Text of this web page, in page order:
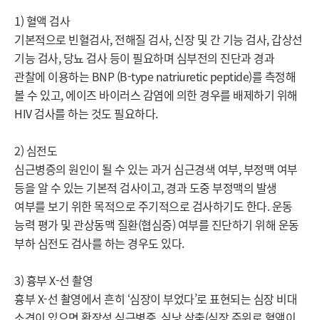
1) 혈액 검사
기본적으로 빈혈검사, 전해질 검사, 신장 및 간 기능 검사, 갑상선
기능 검사, 당뇨 검사 등이 필요하며 심부전의 진단과 경과
관찰에 이용하는 BNP (B-type natriuretic peptide)를 측정해
볼 수 있고, 에이즈 바이러스 감염에 의한 경우를 배제하기 위해
HIV 검사를 하는 것도 필요하다.
2) 심전도
심근병증의 원인이 될 수 있는 과거 심근경색 여부, 부정맥 여부
등을 알 수 있는 기본적 검사이고, 경과 도중 부정맥의 발생
여부를 보기 위한 목적으로 주기적으로 검사하기도 한다. 운동
능력 평가 및 관상동맥 질환(협심증) 여부를 진단하기 위해 운동
부하 심전도 검사를 하는 경우도 있다.
3) 흉부 X-선 촬영
흉부 X-선 촬영에서 흔히 ‘심장이 부었다’로 표현되는 심장 비대